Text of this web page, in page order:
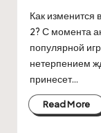
Как изменится
2? С момента
популярной
нетерпением
принесет…
Read More